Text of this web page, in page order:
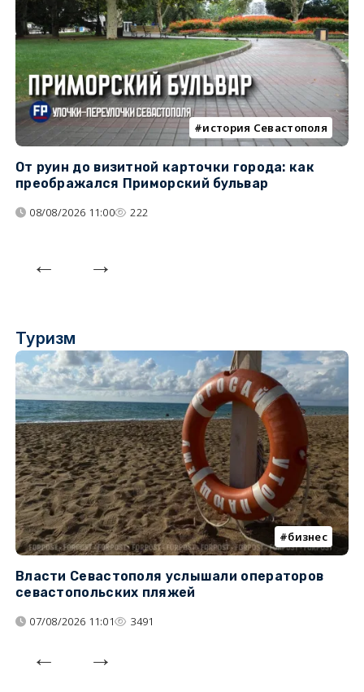
история Севастополя
От руин до визитной карточки города: как
преображался Приморский бульвар
08/08/2026 11:00 222
Туризм
бизнес
Власти Севастополя услышали операторов
севастопольских пляжей
07/08/2026 11:01 3491